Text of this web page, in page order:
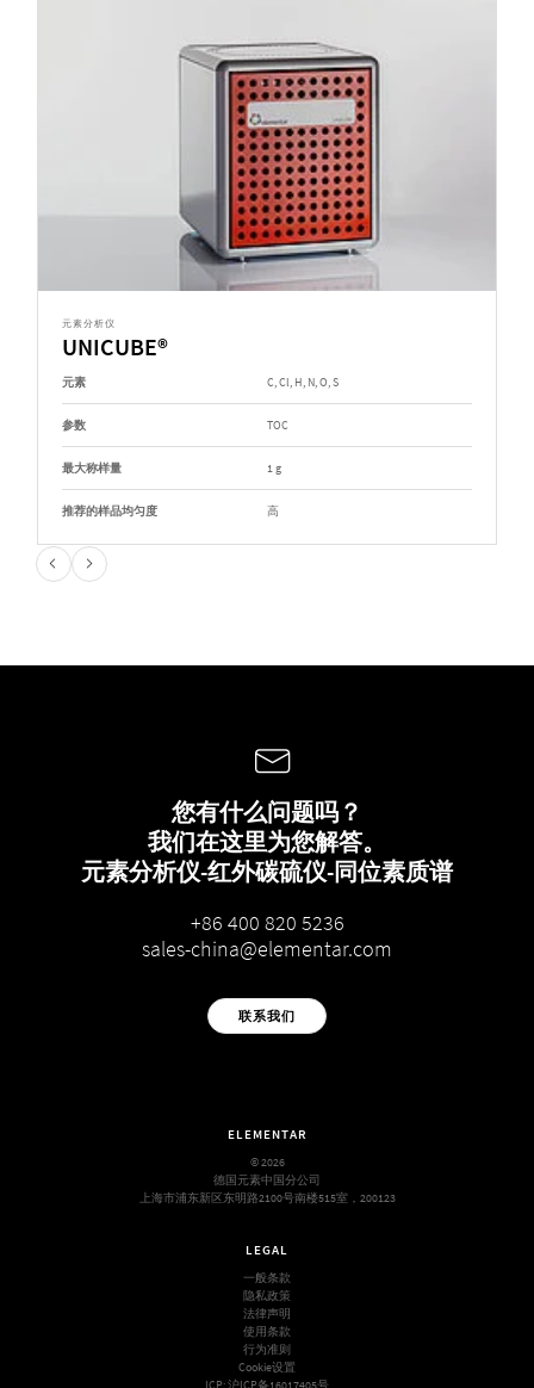
元素分析仪
UNICUBE®
元素 C, Cl, H, N, O, S
参数 TOC
最大称样量 1 g
推荐的样品均匀度 高
您有什么问题吗？
我们在这里为您解答。
元素分析仪-红外碳硫仪-同位素质谱
+86 400 820 5236
sales-china@elementar.com
联系我们
ELEMENTAR
© 2026
德国元素中国分公司
上海市浦东新区东明路2100号南楼515室，200123
LEGAL
一般条款
隐私政策
法律声明
使用条款
行为准则
Cookie设置
ICP:沪ICP备16017405号